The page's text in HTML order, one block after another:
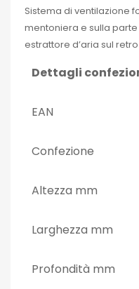
Sistema di ventilazione
mentoniera e sulla
estrattore d’aria sul retro
Dettagli
EAN
Confezione
Altezza mm
Larghezza mm
Profondità mm